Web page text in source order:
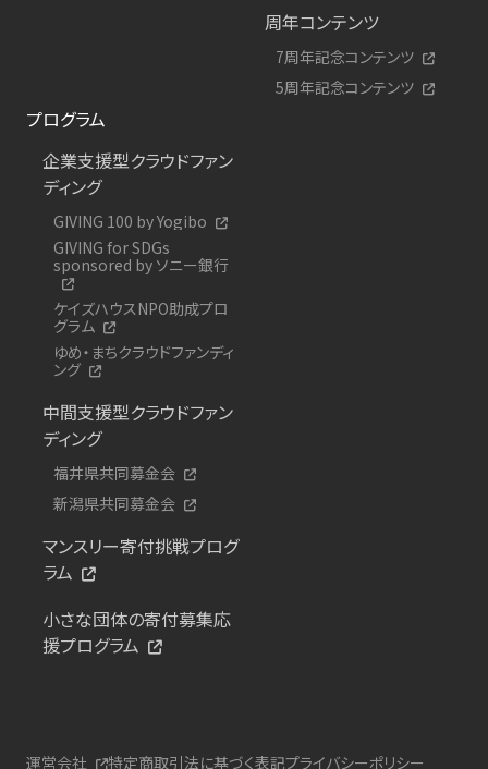
周年コンテンツ
7周年記念コンテンツ
5周年記念コンテンツ
プログラム
企業支援型クラウドファン
ディング
GIVING 100 by Yogibo
GIVING for SDGs
sponsored by ソニー銀行
ケイズハウスNPO助成プロ
グラム
ゆめ・まちクラウドファンディ
ング
中間支援型クラウドファン
ディング
福井県共同募金会
新潟県共同募金会
マンスリー寄付挑戦プログ
ラム
小さな団体の寄付募集応
援プログラム
運営会社 特定商取引法に基づく表記プライバシーポリシー